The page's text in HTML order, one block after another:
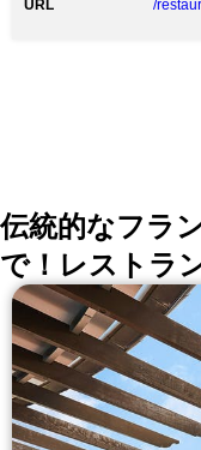
URL
/
伝統的なフラ
で！レストラ